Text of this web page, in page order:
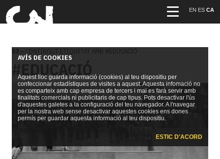
EN ES CA
S3 » CONTINGUT ETIQUETAT AMB #EDUCACIÓ
#EDUCACIÓ
AVÍS DE COOKIES
Aquest lloc guarda informació (cookies) al teu dispositiu per
confeccionar estadístiques de visites a aquest. Aquesta infomació no
es comparteix amb cap empresa de tercers i mai es farà servir amb
finalitats comercials ni publicitaris de cap tipus. Pots desactivar l'ús
d'aquestes galetes a la configuració del teu navegador. A l'navegar
per la nostra web sense desactivar aquestes cookies ens dones
permís per guardar aquesta informació al teu dispositiu.
ESTIC D'ACORD